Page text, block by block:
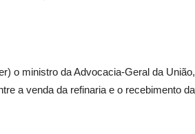
o ministro da Advocacia-Geral da
a venda da refinaria e o recebimento